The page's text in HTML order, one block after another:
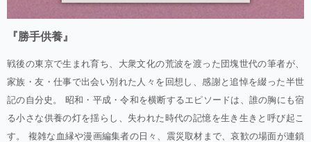
『勝手供養』
戦後の東京で生まれ育ち、大衆文化の荒波を渡った団塊世代の筆者が、
家族・友・仕事で出会い別れた人々を回想し、感謝と追悼を綴った半世
記の自分史。 昭和・平成・令和を横断するエピソードは、誰の胸にも宿
る小さな供養の灯を揺らし、失われた時代の記憶を生き生きと呼び起こ
す。 複雑な血縁や漫画編集者の日々、震災取材まで、哀歓の場面が連鎖